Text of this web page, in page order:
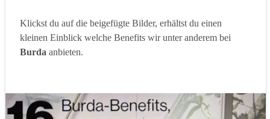
Klickst du auf die beigefügte Bilder, erhältst du einen
kleinen Einblick welche Benefits wir unter anderem bei
Burda anbieten.